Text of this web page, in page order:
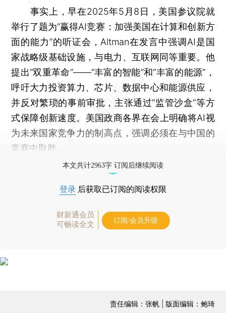
事实上，早在2025年5月8日，美国参议院就
举行了题为“赢得AI竞赛：加强美国在计算和创新方
面的能力”的听证会，Altman在发言中强调AI是国
家战略级基础设施，与电力、互联网同等重要。他
提出“双重革命”——“丰富的智能”和“丰富的能源”，
呼吁大力投资算力、芯片、数据中心和能源供应，
并反对繁琐的事前审批，主张通过“监管沙盒”等方
式保障创新速度。美国政商各界在会上明确将AI视
为未来国家竞争力的制高点，强调必须在与中国的
竞赛中取胜。
本文共计2963字 订阅后继续阅读
登录 后获取已订阅的阅读权限
财新通会员
可畅读全文
订阅/会员升级
责任编辑：张帆 | 版面编辑：鲍琦